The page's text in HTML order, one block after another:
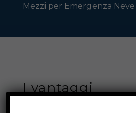
Mezzi per Emergenza Neve
I vantaggi